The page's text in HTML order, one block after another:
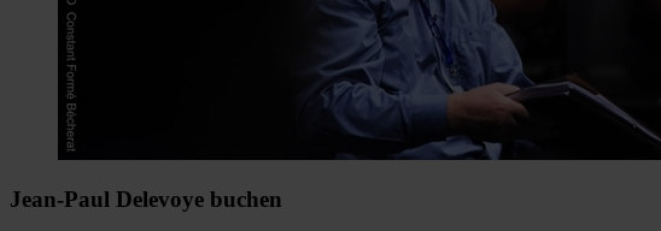
Jean-Paul Delevoye buchen